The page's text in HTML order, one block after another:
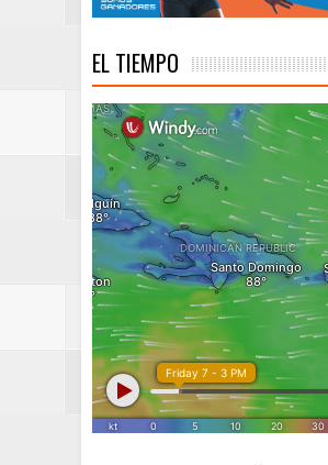
EL TIEMPO